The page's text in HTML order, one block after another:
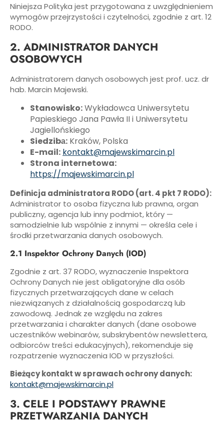
Niniejsza Polityka jest przygotowana z uwzględnieniem
wymogów przejrzystości i czytelności, zgodnie z art. 12
RODO.
2. ADMINISTRATOR DANYCH
OSOBOWYCH
Administratorem danych osobowych jest prof. ucz. dr
hab. Marcin Majewski.
Stanowisko:Wykładowca Uniwersytetu
Papieskiego Jana Pawła II i Uniwersytetu
Jagiellońskiego
Siedzibа: Kraków, Polska
E-mail: kontakt@majewskimarcin.pl
Strona internetowa:
https://majewskimarcin.pl
Definicja administratora RODO (art. 4 pkt 7 RODO):
Administrator to osoba fizyczna lub prawna, organ
publiczny, agencja lub inny podmiot, który —
samodzielnie lub wspólnie z innymi — określa cele i
środki przetwarzania danych osobowych.
2.1 Inspektor Ochrony Danych (IOD)
Zgodnie z art. 37 RODO, wyznaczenie Inspektora
Ochrony Danych nie jest obligatoryjne dla osób
fizycznych przetwarzających dane w celach
niezwiązanych z działalnością gospodarczą lub
zawodową. Jednak ze względu na zakres
przetwarzania i charakter danych (dane osobowe
uczestników webinarów, subskrybentów newslettera,
odbiorców treści edukacyjnych), rekomenduje się
rozpatrzenie wyznaczenia IOD w przyszłości.
Bieżący kontakt w sprawach ochrony danych:
kontakt@majewskimarcin.pl
3. CELE I PODSTAWY PRAWNE
PRZETWARZANIA DANYCH